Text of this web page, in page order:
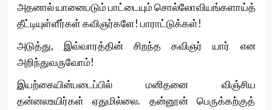
அதனால் யானைபடும் பாட்டையும் சொல்லோவியங்களாய்த்
தீட்டியுள்ளீர்கள் கவிஞர்களே! பாராட்டுக்கள்!
அடுத்து, இவ்வாரத்தின் சிறந்த கவிஞர் யார் என
அறிந்துவருவோம்!
இயற்கையின்படைப்பில் மனிதனை விஞ்சிய
தன்னலஉயிர்கள் ஏதுமில்லை. தன்னூன் பெருக்கற்குத்